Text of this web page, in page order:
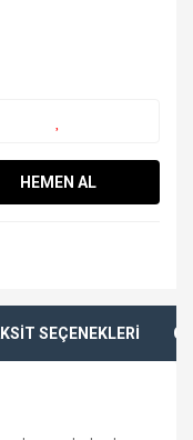
HEMEN AL
SEÇENEKLERİ